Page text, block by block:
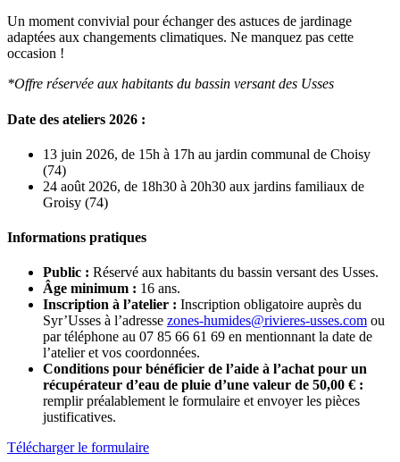
Un moment convivial pour échanger des astuces de jardinage
adaptées aux changements climatiques. Ne manquez pas cette
occasion !
*Offre réservée aux habitants du bassin versant des Usses
Date des ateliers 2026 :
13 juin 2026, de 15h à 17h au jardin communal de Choisy
(74)
24 août 2026, de 18h30 à 20h30 aux jardins familiaux de
Groisy (74)
Informations pratiques
Public : Réservé aux habitants du bassin versant des Usses.
Âge minimum : 16 ans.
Inscription à l’atelier : Inscription obligatoire auprès du
Syr’Usses à l’adresse zones-humides@rivieres-usses.com ou
par téléphone au 07 85 66 61 69 en mentionnantla date de
l’atelier et vos coordonnées.
Conditions pour bénéficier de l’aide à l’achat pour un
récupérateur d’eau de pluie d’une valeur de 50,00 € :
remplir préalablement le formulaire et envoyer les pièces
justificatives.
Télécharger le formulaire